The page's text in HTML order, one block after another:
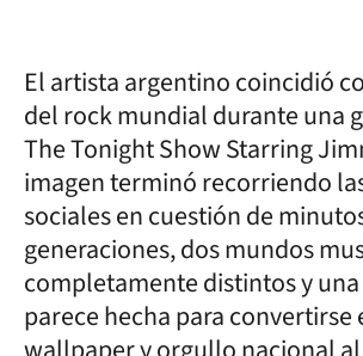
El artista argentino coincidió
del rock mundial durante una
The Tonight Show Starring
imagen terminó recorriendo
sociales en cuestión de
generaciones, dos mundos
completamente distintos y
parece hecha para convertirse